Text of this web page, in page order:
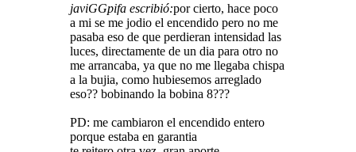
javiGGpifa escribió:por cierto, hace poco
a mi se me jodio el encendido pero no me
pasaba eso de que perdieran intensidad las
luces, directamente de un dia para otro no
me arrancaba, ya que no me llegaba chispa
a la bujia, como hubiesemos arreglado
eso?? bobinando la bobina 8???
PD: me cambiaron el encendido entero
porque estaba en garantia